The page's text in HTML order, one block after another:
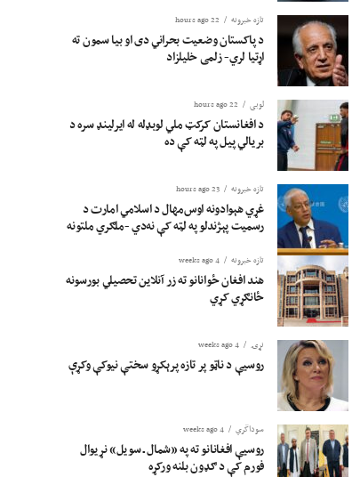
تازه خبرونه 22 hours ago
د پاکستان وضعیت بحراني دی او بیا سمون ته
اړتیا لري- زلمی خلیلزاد
لوبی 22 hours ago
د افغانستان کرکټ ملي لوبډله له ایرلینډ سره د
بریالي پیل په لټه کې ده
تازه خبرونه 23 hours ago
غړي هېوادونه اوس‌مهال د اسلامي امارت د
رسمیت پېژندلو په لټه کې نه‌دي -ملګري ملتونه
تازه خبرونه 4 weeks ago
هند افغان ځوانانو ته زر آنلاین تحصیلي بورسونه
ځانګړي کړي
نړۍ 4 weeks ago
روسیې د ناټو پر تازه پرېکړو سختې نیوکې وکړې
سوداگري 4 weeks ago
روسیې افغانانو ته په «شمال ـ سویل» نړیوال
فورم کې د ګډون بلنه ورکړه